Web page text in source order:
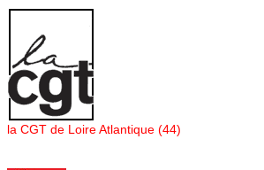
Panneau de gestion des cookies
la CGT de Loire Atlantique (44)